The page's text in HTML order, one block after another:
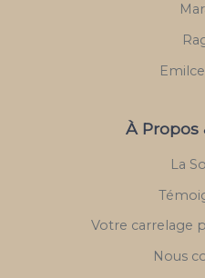
À Propos
La
Votre carrelage
Nous